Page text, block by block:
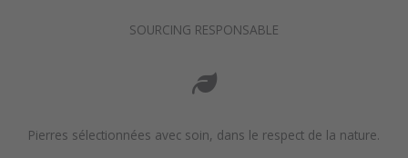
SOURCING RESPONSABLE
Pierres sélectionnées avec soin, dans le respect de la nature.